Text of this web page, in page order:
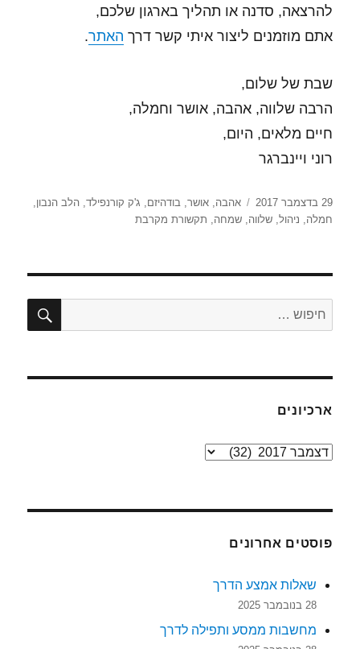
להרצאה, סדנה או תהליך בארגון שלכם,
אתם מוזמנים ליצור איתי קשר דרך האתר.
שבת של שלום,
הרבה שלווה, אהבה, אושר וחמלה,
חיים מלאים, היום,
רוני ויינברגר
פורסם
בתאריך
29 בדצמבר 2017 תגיות
אהבה,אושר,בודהיזם, ג'ק קורנפילד,הלב הנבון,
חמלה, ניהול,שלווה,שמחה, תקשורת מקרבת
חפש:
ארכיונים
ארכיונים
פוסטים אחרונים
שאלות אמצע הדרך
28 בנובמבר 2025
מחשבות ממסע ותפילה לדרך